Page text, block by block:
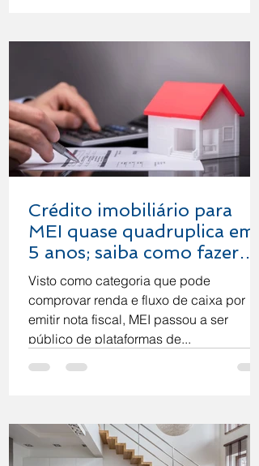
Crédito imobiliário para
MEI quase quadruplica em
5 anos; saiba como fazer
financiamento.
Visto como categoria que pode
comprovar renda e fluxo de caixa por
emitir nota fiscal, MEI passou a ser
público de plataformas de...